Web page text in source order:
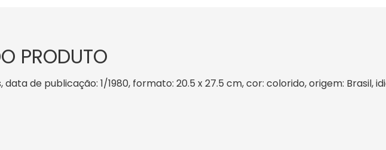
PRODUTO
data de publicação: 1/1980, formato: 20.5 x 27.5 cm, cor: colorido, origem: Brasil,